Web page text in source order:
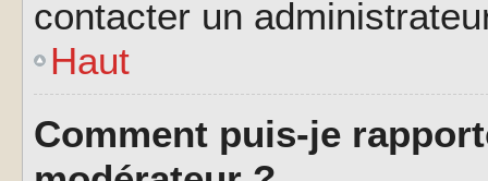
contacter un
Haut
Comment puis-je